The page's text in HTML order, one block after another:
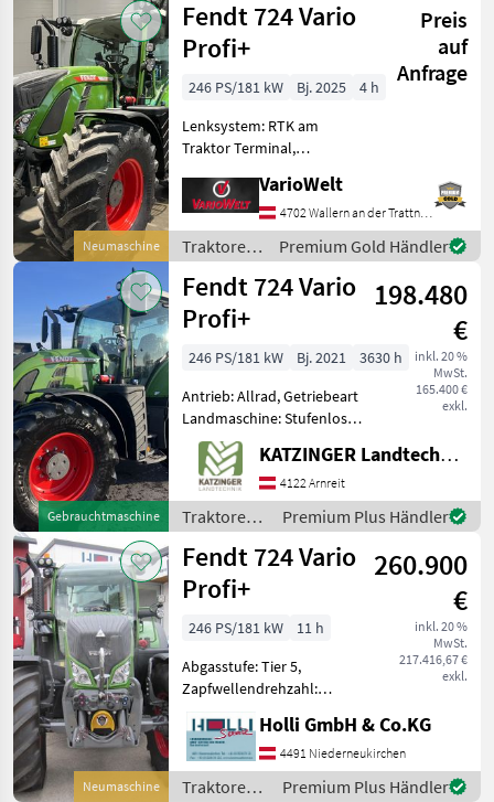
Höchstgeschwindigkeit in
km/h: 50 km/h, Ge
Neumaschine
Fendt 724 Vario
Profi+
Preis
auf
Anfrage
246 PS/181 kW Bj. 2025
4 h
Lenksystem: RTK am
Traktor Terminal,
540/540E/1000/1000E,
Anhängevorrichtung:
automatisch,
Kreuzsteuerhebel:
elektrisch, Oberlenker
hinten: hydraulis
VarioWelt
4702 Wallern an der Trattnach
Traktoren
/ Fendt
Premium Gold Händler
Gebrauchtmaschine
Fendt 724 Vario
Profi+
198.480
€
inkl. 20 %
MwSt.
165.400 €
exkl.
246 PS/181 kW Bj. 2021
3630 h
Antrieb: Allrad, Getriebeart
Landmaschine: Stufenloses
Getriebe, Plattform: Kabine,
Zapfwellendrehzahl:
540/540E/1000/1000E,
Höchstgeschwindigkeit in
km/h: 50 km/h, Aufla
KATZINGER Landtechnik GmbH
4122 Arnreit
Traktoren /
Fendt
Premium Plus Händler
Neumaschine
Fendt 724 Vario
Profi+
260.900
€
inkl. 20 %
MwSt.
217.416,67 €
exkl.
246 PS/181 kW
11 h
Abgasstufe: Tier 5,
Zapfwellendrehzahl:
Bolzengröße
Anhängevorrichtung (mm):
38mm, Aufladung:
Holli GmbH & Co.KG
4491 Niederneukirchen
Traktoren /
Premium Plus Händler